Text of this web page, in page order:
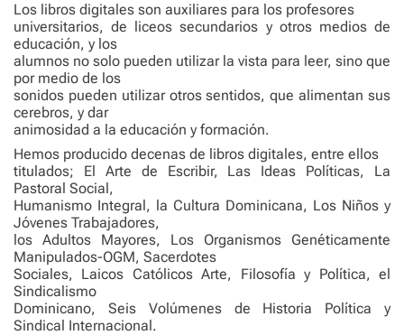
Los libros digitales son auxiliares para los profesores
universitarios, de liceos secundarios y otros medios de
educación, y los
alumnos no solo pueden utilizar la vista para leer, sino que
por medio de los
sonidos pueden utilizar otros sentidos, que alimentan sus
cerebros, y dar
animosidad a la educación y formación.
Hemos producido decenas de libros digitales, entre ellos
titulados; El Arte de Escribir, Las Ideas Políticas, La
Pastoral Social,
Humanismo Integral, la Cultura Dominicana, Los Niños y
Jóvenes Trabajadores,
los Adultos Mayores, Los Organismos Genéticamente
Manipulados-OGM, Sacerdotes
Sociales, Laicos Católicos Arte, Filosofía y Política, el
Sindicalismo
Dominicano, Seis Volúmenes de Historia Política y
Sindical Internacional.